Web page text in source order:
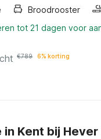
Broodrooster
tot 21 dagen voor
€789 6% korting
in Kent bij